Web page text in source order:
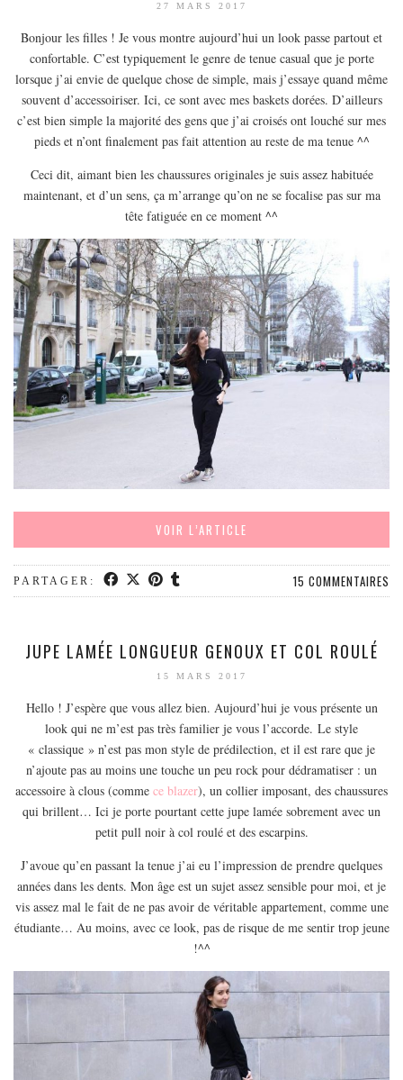
27 MARS 2017
Bonjour les filles ! Je vous montre aujourd’hui un look passe partout et
confortable. C’est typiquement le genre de tenue casual que je porte
lorsque j’ai envie de quelque chose de simple, mais j’essaye quand même
souvent d’accessoiriser. Ici, ce sont avec mes baskets dorées. D’ailleurs
c’est bien simple la majorité des gens que j’ai croisés ont louché sur mes
pieds et n’ont finalement pas fait attention au reste de ma tenue ^^
Ceci dit, aimant bien les chaussures originales je suis assez habituée
maintenant, et d’un sens, ça m’arrange qu’on ne se focalise pas sur ma
tête fatiguée en ce moment ^^
VOIR L’ARTICLE
PARTAGER: 15 COMMENTAIRES
JUPE LAMÉE LONGUEUR GENOUX ET COL ROULÉ
15 MARS 2017
Hello ! J’espère que vous allez bien. Aujourd’hui je vous présente un
look qui ne m’est pas très familier je vous l’accorde. Le style
« classique » n’est pas mon style de prédilection, et il est rare que je
n’ajoute pas au moins une touche un peu rock pour dédramatiser : un
accessoire à clous (comme ce blazer), un collier imposant, des chaussures
qui brillent… Ici je porte pourtant cette jupe lamée sobrement avec un
petit pull noir à col roulé et des escarpins.
J’avoue qu’en passant la tenue j’ai eu l’impression de prendre quelques
années dans les dents. Mon âge est un sujet assez sensible pour moi, et je
vis assez mal le fait de ne pas avoir de véritable appartement, comme une
étudiante… Au moins, avec ce look, pas de risque de me sentir trop jeune
!^^